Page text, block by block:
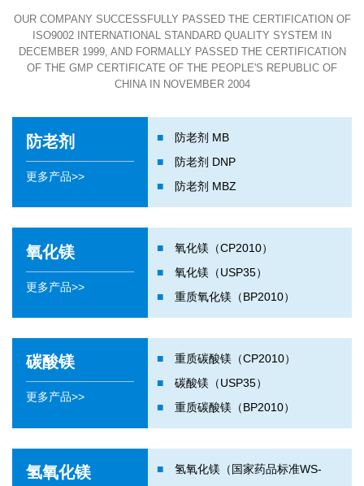
OUR COMPANY SUCCESSFULLY PASSED THE CERTIFICATION OF
ISO9002 INTERNATIONAL STANDARD QUALITY SYSTEM IN
DECEMBER 1999, AND FORMALLY PASSED THE CERTIFICATION
OF THE GMP CERTIFICATE OF THE PEOPLE'S REPUBLIC OF
CHINA IN NOVEMBER 2004
防老剂
更多产品>>
■ 防老剂 MB
■ 防老剂 DNP
■ 防老剂 MBZ
氧化镁
更多产品>>
■ 氧化镁（CP2010）
■ 氧化镁（USP35）
■ 重质氧化镁（BP2010）
碳酸镁
更多产品>>
■ 重质碳酸镁（CP2010）
■ 碳酸镁（USP35）
■ 重质碳酸镁（BP2010）
氢氧化镁 ■ 氢氧化镁（国家药品标准WS-